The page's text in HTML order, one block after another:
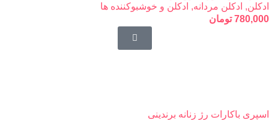
ادکلن, ادکلن مردانه, ادکلن و خوشبوکننده ها
780,000 تومان
اسپری باکارات رژ زنانه برندینی